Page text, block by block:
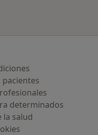
determinados
la salud